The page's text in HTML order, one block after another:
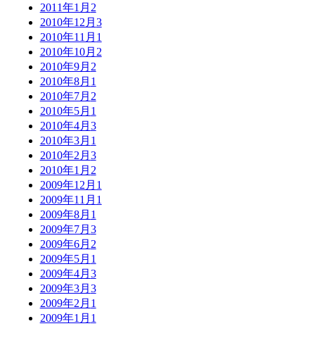
2011年1月 2
2010年12月 3
2010年11月 1
2010年10月 2
2010年9月 2
2010年8月 1
2010年7月 2
2010年5月 1
2010年4月 3
2010年3月 1
2010年2月 3
2010年1月 2
2009年12月 1
2009年11月 1
2009年8月 1
2009年7月 3
2009年6月 2
2009年5月 1
2009年4月 3
2009年3月 3
2009年2月 1
2009年1月 1